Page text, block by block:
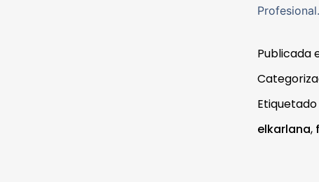
Profesional.
Publicada
elkarlana,